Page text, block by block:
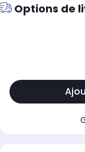
Options de